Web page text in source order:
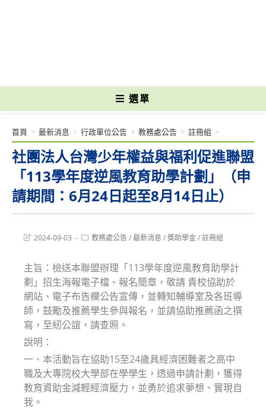
選單
社團法人台灣少年權益與福利促進聯盟
「113學年度逆風教育助學計劃」（申
請期間：6月24日起至8月14日止）
首頁 > 最新消息 > 行政單位公告 > 教務處公告 > 註冊組 >
Post2024-09-03
Post教務處公告/最新消息 /獎助學金/註冊組
主旨：檢送本聯盟辦理「113學年度逆風教育助學計
劃」招生海報電子檔、報名簡章，敬請 貴校協助於
網站、電子布告欄公告宣傳，並轉知輔導室及各班導
師，鼓勵及推薦學生參與報名，並請協助推薦函之撰
寫，至紉公誼，請查照。
說明：
一、本活動旨在協助15至24歲具經濟困難者之高中
職及大專院校大學部在學學生，透過申請計劃，獲得
教育資助金減輕經濟壓力，並勇於追求夢想、實現自
我。